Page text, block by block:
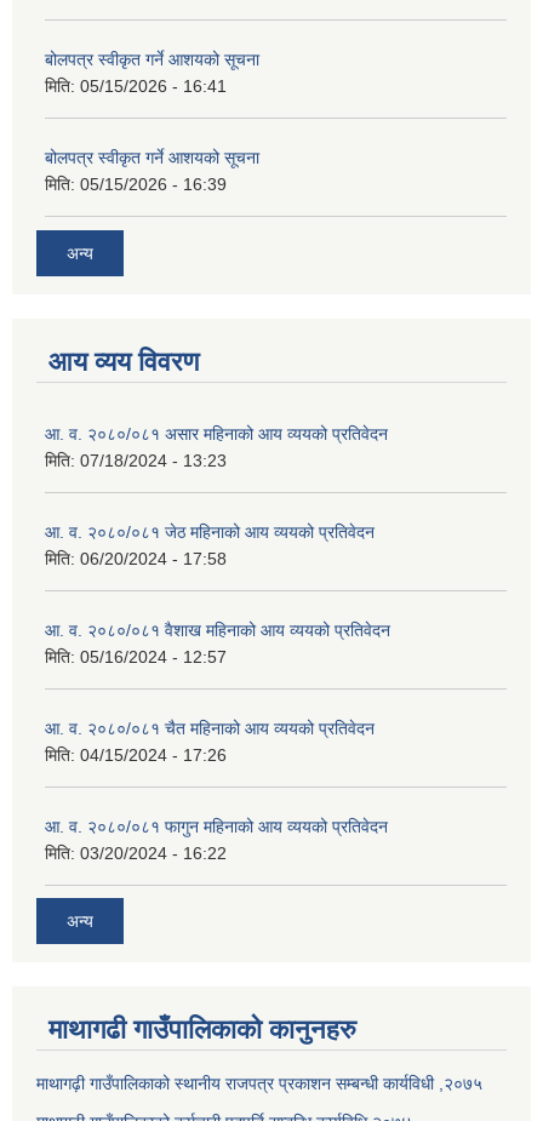
बोलपत्र स्वीकृत गर्ने आशयको सूचना
मिति: 05/15/2026 - 16:41
बोलपत्र स्वीकृत गर्ने आशयको सूचना
मिति: 05/15/2026 - 16:39
अन्य
आय व्यय विवरण
आ. व. २०८०/०८१ असार महिनाको आय व्ययको प्रतिवेदन
मिति: 07/18/2024 - 13:23
आ. व. २०८०/०८१ जेठ महिनाको आय व्ययको प्रतिवेदन
मिति: 06/20/2024 - 17:58
आ. व. २०८०/०८१ वैशाख महिनाको आय व्ययको प्रतिवेदन
मिति: 05/16/2024 - 12:57
आ. व. २०८०/०८१ चैत महिनाको आय व्ययको प्रतिवेदन
मिति: 04/15/2024 - 17:26
आ. व. २०८०/०८१ फागुन महिनाको आय व्ययको प्रतिवेदन
मिति: 03/20/2024 - 16:22
अन्य
माथागढी गाउँपालिकाको कानुनहरु
माथागढ़ी गाउँपालिकाको स्थानीय राजपत्र प्रकाशन सम्बन्धी कार्यविधी ,२०७५